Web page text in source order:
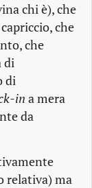
chi è), che
che
che
di
di
in a mera
da
relativa) ma